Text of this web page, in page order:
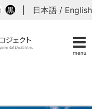
menu
黒 日本語 / English